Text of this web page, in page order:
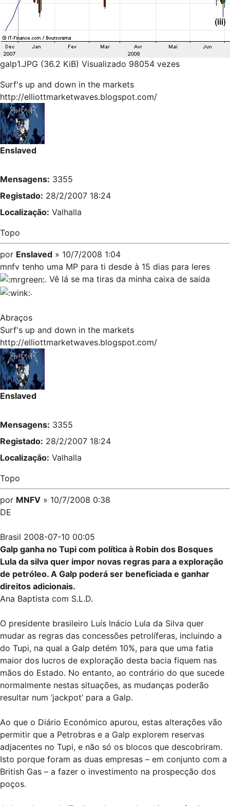
galp1.JPG (36.2 KiB) Visualizado 98054 vezes
Surf's up and down in the markets
http://elliottmarketwaves.blogspot.com/
Enslaved
Mensagens: 3355
Registado: 28/2/2007 18:24
Localização: Valhalla
Topo
por Enslaved » 10/7/2008 1:04
mnfv tenho uma MP para ti desde à 15 dias para leres
. Vê lá se ma tiras da minha caixa de saida
.
Abraços
Surf's up and down in the markets
http://elliottmarketwaves.blogspot.com/
Enslaved
Mensagens: 3355
Registado: 28/2/2007 18:24
Localização: Valhalla
Topo
por MNFV » 10/7/2008 0:38
DE
Brasil 2008-07-10 00:05
Galp ganha no Tupi com política à Robin dos Bosques
Lula da silva quer impor novas regras para a exploração
de petróleo. A Galp poderá ser beneficiada e ganhar
direitos adicionais.
Ana Baptista com S.L.D.
O presidente brasileiro Luís Inácio Lula da Silva quer
mudar as regras das concessões petrolíferas, incluindo a
do Tupi, na qual a Galp detém 10%, para que uma fatia
maior dos lucros de exploração desta bacia fiquem nas
mãos do Estado. No entanto, ao contrário do que sucede
normalmente nestas situações, as mudanças poderão
resultar num ‘jackpot’ para a Galp.
Ao que o Diário Económico apurou, estas alterações vão
permitir que a Petrobras e a Galp explorem reservas
adjacentes no Tupi, e não só os blocos que descobriram.
Isto porque foram as duas empresas – em conjunto com a
British Gas – a fazer o investimento na prospecção dos
poços.